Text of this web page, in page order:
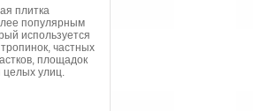
плитка
популярным
используется
частных
площадок
целых улиц.